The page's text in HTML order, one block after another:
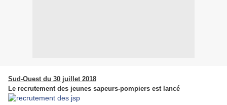
Sud-Ouest du 30 juillet 2018
Le recrutement des jeunes sapeurs-pompiers est lancé